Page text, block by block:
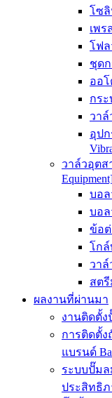
โซลิ
เพร
โฟล
ชุดก
ออโ
กระ
วาล์
อุปก
วาล์วอุตส
บอล
บอล
ข้อต่
โกล์
วาล์
สตรี
ผลงานที่ผ่านมา
งานติดตั้ง
การติดตั้ง
แบรนด์
ระบบปั๊มล
ประสิทธิ